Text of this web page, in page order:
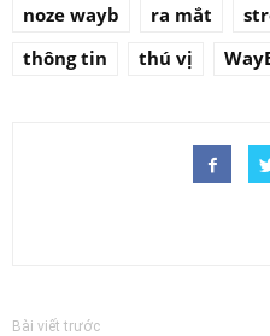
noze wayb
ra mắt
thông tin
thú vị
Bài viết trước